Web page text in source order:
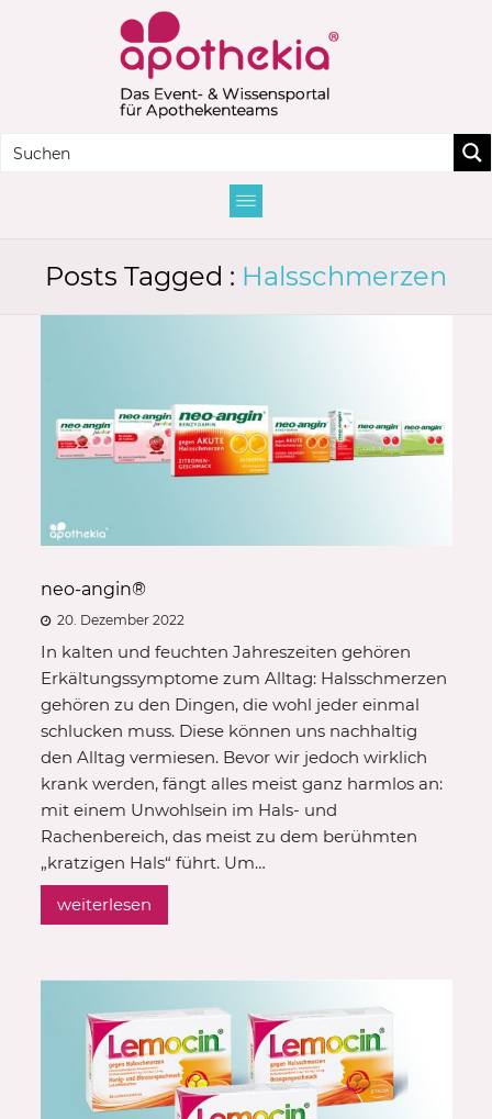
Posts Tagged : Halsschmerzen
neo-angin®
20. Dezember 2022
In kalten und feuchten Jahreszeiten gehören
Erkältungssymptome zum Alltag: Halsschmerzen
gehören zu den Dingen, die wohl jeder einmal
schlucken muss. Diese können uns nachhaltig
den Alltag vermiesen. Bevor wir jedoch wirklich
krank werden, fängt alles meist ganz harmlos an:
mit einem Unwohlsein im Hals- und
Rachenbereich, das meist zu dem berühmten
„kratzigen Hals“ führt. Um…
weiterlesen